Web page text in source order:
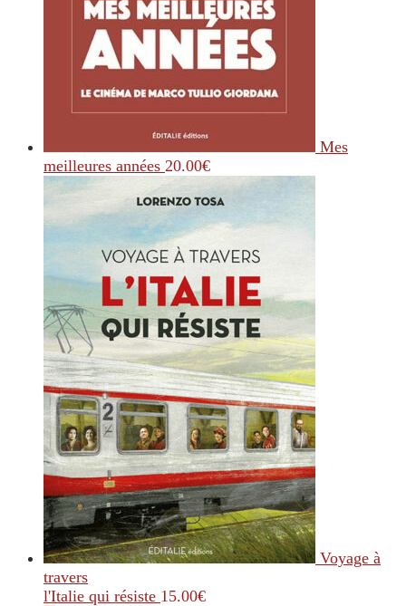
Mes
meilleures années 20.00€
Voyage à
travers
l'Italie qui résiste 15.00€